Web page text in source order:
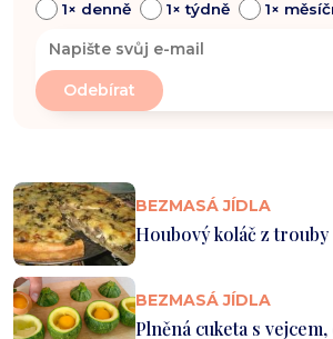
1× denně 1× týdně 1×
BEZMASÁ JÍDLA
Houbový koláč z trouby
BEZMASÁ JÍDLA
Plněná cuketa s